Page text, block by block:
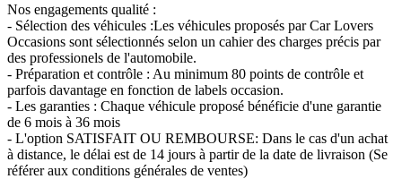
Nos engagements qualité :
- Sélection des véhicules :Les véhicules proposés par Car Lovers
Occasions sont sélectionnés selon un cahier des charges précis par
des professionels de l'automobile.
- Préparation et contrôle : Au minimum 80 points de contrôle et
parfois davantage en fonction de labels occasion.
- Les garanties : Chaque véhicule proposé bénéficie d'une garantie
de 6 mois à 36 mois
- L'option SATISFAIT OU REMBOURSE: Dans le cas d'un achat
à distance, le délai est de 14 jours à partir de la date de livraison (Se
référer aux conditions générales de ventes)